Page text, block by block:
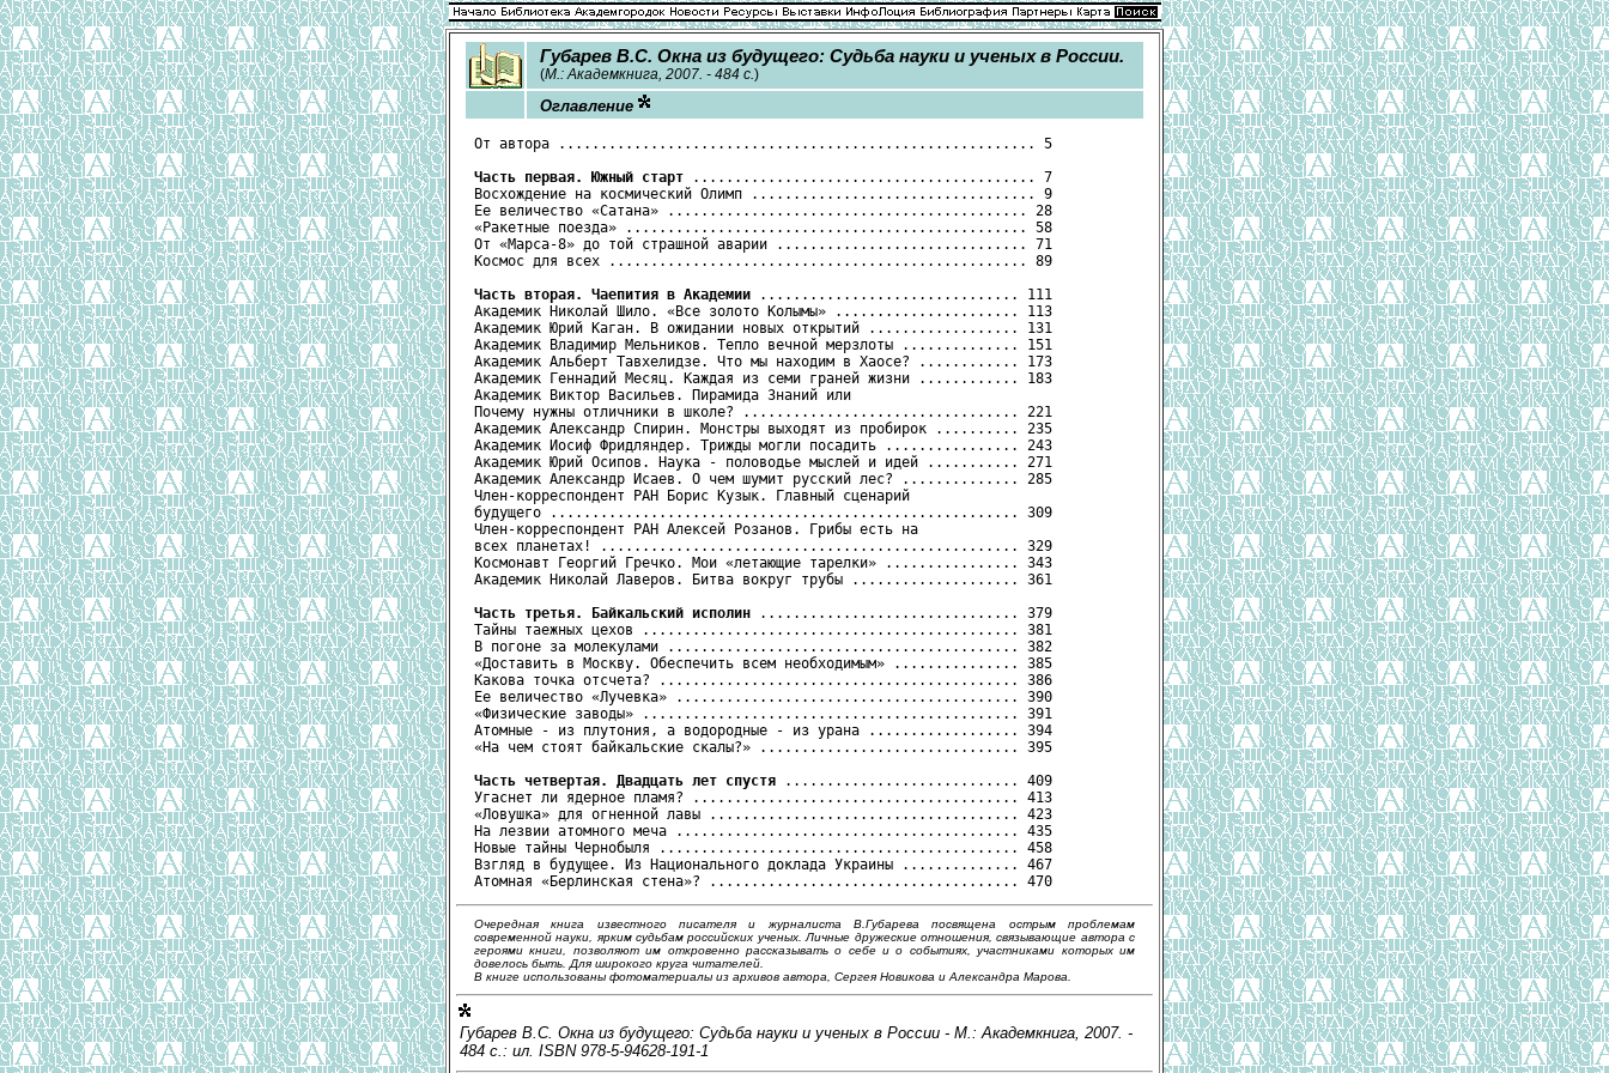
Губарев B.C. Окна из будущего: Судьба науки и ученых в России.
(М.: Академкнига, 2007. - 484 с.)
Оглавление
От автора ......................................................... 5
Часть первая. Южный старт ......................................... 7
Восхождение на космический Олимп .................................. 9
Ее величество «Сатана» ........................................... 28
«Ракетные поезда» ................................................ 58
От «Марса-8» до той страшной аварии .............................. 71
Космос для всех .................................................. 89
Часть вторая. Чаепития в Академии ............................... 111
Академик Николай Шило. «Все золото Колымы» ...................... 113
Академик Юрий Каган. В ожидании новых открытий .................. 131
Академик Владимир Мельников. Тепло вечной мерзлоты .............. 151
Академик Альберт Тавхелидзе. Что мы находим в Хаосе? ............ 173
Академик Геннадий Месяц. Каждая из семи граней жизни ............ 183
Академик Виктор Васильев. Пирамида Знаний или
Почему нужны отличники в школе? ................................. 221
Академик Александр Спирин. Монстры выходят из пробирок .......... 235
Академик Иосиф Фридляндер. Трижды могли посадить ................ 243
Академик Юрий Осипов. Наука - половодье мыслей и идей ........... 271
Академик Александр Исаев. О чем шумит русский лес? .............. 285
Член-корреспондент РАН Борис Кузык. Главный сценарий
будущего ........................................................ 309
Член-корреспондент РАН Алексей Розанов. Грибы есть на
всех планетах! .................................................. 329
Космонавт Георгий Гречко. Мои «летающие тарелки» ................ 343
Академик Николай Лаверов. Битва вокруг трубы .................... 361
Часть третья. Байкальский исполин ............................... 379
Тайны таежных цехов ............................................. 381
В погоне за молекулами .......................................... 382
«Доставить в Москву. Обеспечить всем необходимым» ............... 385
Какова точка отсчета? ........................................... 386
Ее величество «Лучевка» ......................................... 390
«Физические заводы» ............................................. 391
Атомные - из плутония, а водородные - из урана .................. 394
«На чем стоят байкальские скалы?» ............................... 395
Часть четвертая. Двадцать лет спустя ............................ 409
Угаснет ли ядерное пламя? ....................................... 413
«Ловушка» для огненной лавы ..................................... 423
На лезвии атомного меча ......................................... 435
Новые тайны Чернобыля ........................................... 458
Взгляд в будущее. Из Национального доклада Украины .............. 467
Очередная книга известного писателя и журналиста В.Губарева посвя­щена острым проблемам
современной науки, ярким судьбам российских ученых. Личные дружеские отношения, связывающие автора с
героями кни­ги, позволяют им откровенно рассказывать о себе и о событиях, участника­ми которых им
довелось быть. Для широкого круга читателей.
В книге использованы фотоматериалы из архивов автора, Сергея Новикова и Александра Марова.
Губарев B.C. Окна из будущего: Судьба науки и ученых в России - М.: Академкнига, 2007. -
484 с.: ил. ISBN 978-5-94628-191-1